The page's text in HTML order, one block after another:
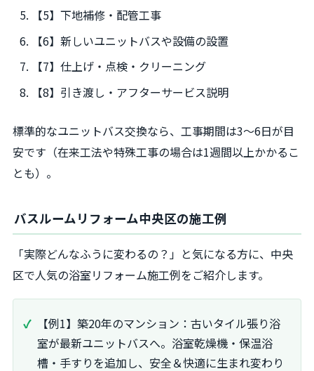
【5】下地補修・配管工事
【6】新しいユニットバスや設備の設置
【7】仕上げ・点検・クリーニング
【8】引き渡し・アフターサービス説明
標準的なユニットバス交換なら、工事期間は3～6日が目
安です（在来工法や特殊工事の場合は1週間以上かかるこ
とも）。
バスルームリフォーム中央区の施工例
「実際どんなふうに変わるの？」と気になる方に、中央
区で人気の浴室リフォーム施工例をご紹介します。
【例1】築20年のマンション：古いタイル張り浴
室が最新ユニットバスへ。浴室乾燥機・保温浴
槽・手すりを追加し、安全＆快適に生まれ変わり